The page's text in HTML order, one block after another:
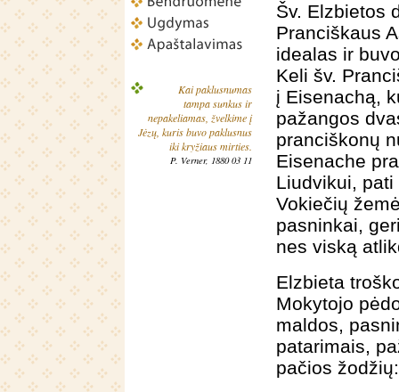
Kai paklusnumas
tampa sunkus ir
nepakeliamas, žvelkime į
Jėzų, kuris buvo paklusnus
iki kryžiaus mirties.
P. Verner, 1880 03 11
Šv. Elzbietos
Pranciškaus
idealas ir
Keli šv.
į Eisenachą,
pažangos
pranciškonų
Eisenache
Liudvikui,
Vokiečių
pasninkai,
nes viską
Elzbieta
Mokytojo
maldos,
patarimais,
pačios